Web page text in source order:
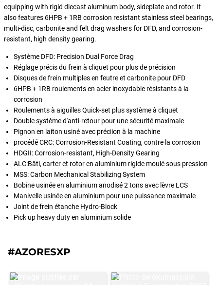
equipping with rigid diecast aluminum body, sideplate and rotor. It
also features 6HPB + 1RB corrosion resistant stainless steel bearings,
multi-disc, carbonite and felt drag washers for DFD, and corrosion-
resistant, high density gearing.
Système DFD: Precision Dual Force Drag
Réglage précis du frein à cliquet pour plus de précision
Disques de frein multiples en feutre et carbonite pour DFD
6HPB + 1RB roulements en acier inoxydable résistants à la
corrosion
Roulements à aiguilles Quick-set plus système à cliquet
Double système d'anti-retour pour une sécurité maximale
Pignon en laiton usiné avec préciion à la machine
procédé CRC: Corrosion-Resistant Coating, contre la corrosion
HDGII: Corrosion-resistant, High-Density Gearing
ALC:Bâti, carter et rotor en aluminium rigide moulé sous pression
MSS: Carbon Mechanical Stabilizing System
Bobine usinée en aluminium anodisé 2 tons avec lèvre LCS
Manivelle usinée en aluminium pour une puissance maximale
Joint de frein étanche Hydro-Block
Pick up heavy duty en aluminium solide
#AZORESXP